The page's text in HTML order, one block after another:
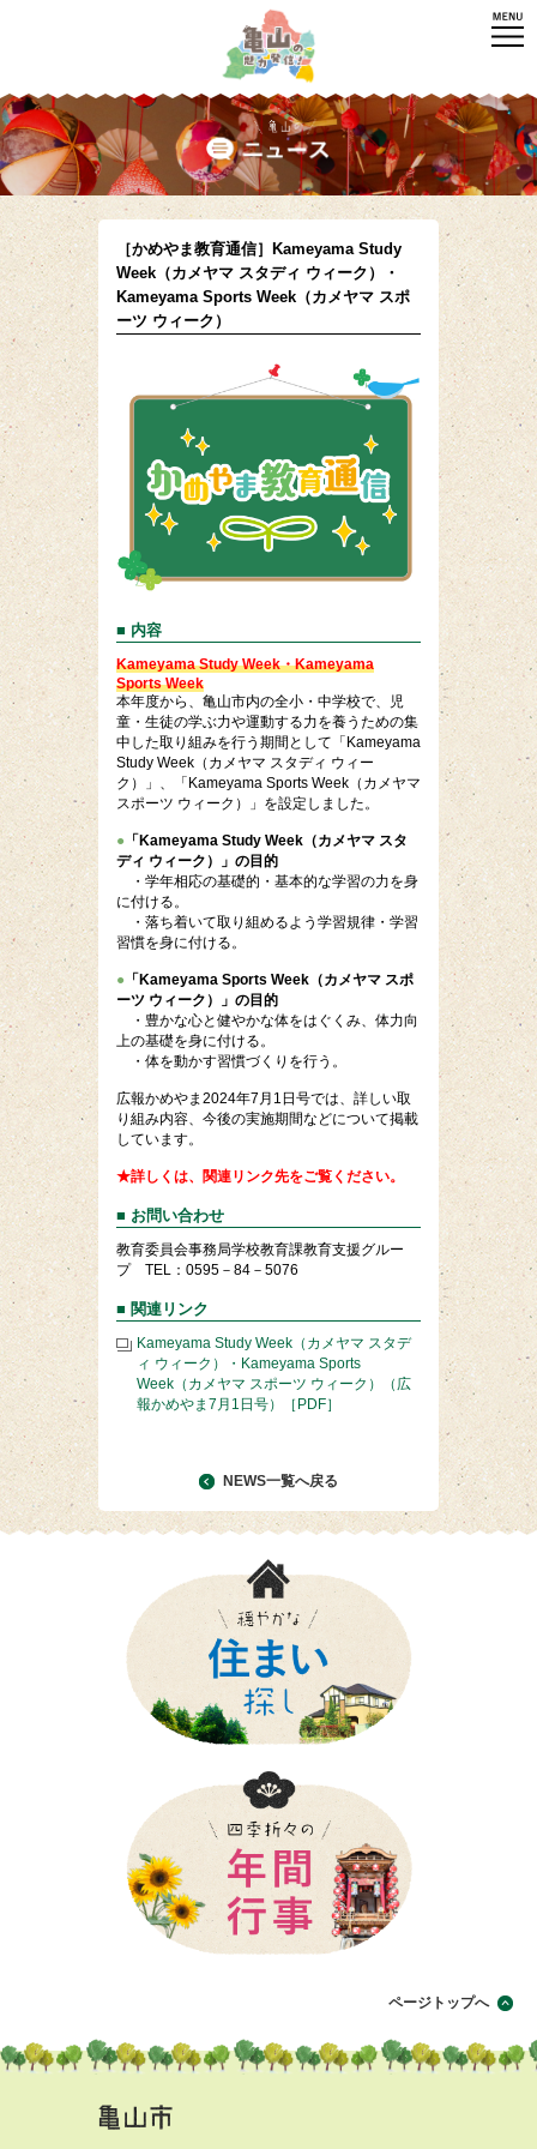
［かめやま教育通信］Kameyama Study
Week（カメヤマ スタディ ウィーク）・
Kameyama Sports Week（カメヤマ スポ
ーツ ウィーク）
■ 内容
Kameyama Study Week・Kameyama
Sports Week
本年度から、亀山市内の全小・中学校で、児
童・生徒の学ぶ力や運動する力を養うための集
中した取り組みを行う期間として「Kameyama
Study Week（カメヤマ スタディ ウィー
ク）」、「Kameyama Sports Week（カメヤマ
スポーツ ウィーク）」を設定しました。
● 「Kameyama Study Week（カメヤマ スタ
ディ ウィーク）」の目的
・学年相応の基礎的・基本的な学習の力を身
に付ける。
・落ち着いて取り組めるよう学習規律・学習
習慣を身に付ける。
● 「Kameyama Sports Week（カメヤマ スポ
ーツ ウィーク）」の目的
・豊かな心と健やかな体をはぐくみ、体力向
上の基礎を身に付ける。
・体を動かす習慣づくりを行う。
広報かめやま2024年7月1日号では、詳しい取
り組み内容、今後の実施期間などについて掲載
しています。
★詳しくは、関連リンク先をご覧ください。
■ お問い合わせ
教育委員会事務局学校教育課教育支援グルー
プ TEL：0595－84－5076
■ 関連リンク
Kameyama Study Week（カメヤマ スタデ
ィ ウィーク）・Kameyama Sports
Week（カメヤマ スポーツ ウィーク）（広
報かめやま7月1日号）［PDF］
NEWS一覧へ戻る
ページトップへ